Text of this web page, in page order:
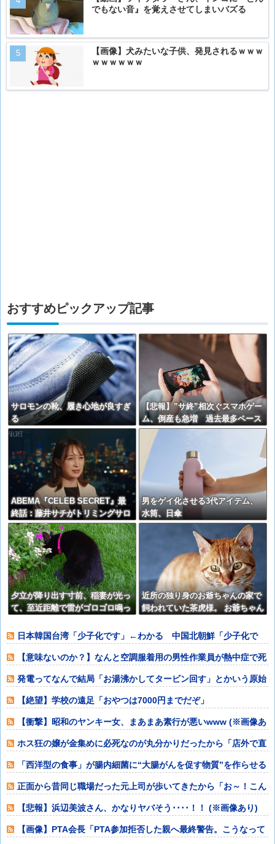
でもない音』を覚えさせてしまいバズる
【画像】犬みたいな子供、発見されるｗｗｗ
ｗｗｗｗｗｗ
おすすめピックアップ記事
サロモンの靴、履き心地が良すぎ
る
【悲報】”サ終”相次ぐスマホゲー
ム、倒産も急増 過去最多ペース
で推移
ABEMA『CELEB SECRET』最
終話：藤井サチがトリミングサロ
ン開業を決意、Laraは医大生とア
ーティストの両立に葛藤、令和ロ
マン・松井ケムリの父の衝撃エピ
ソードも
男をゲイ化させる3代アイテム、
水筒、日傘
夕立が降り出す寸前、稲妻が光っ
て、至近距離で雷がゴロゴロ鳴っ
近所の独り身のお爺ちゃんの家で
飼われていた茶虎様。 お爺ちゃん
なってから・・・【再】
日本韓国台湾「少子化です」←わかる 中国北朝鮮「少子化で
す」←強権国家で
【意味ないのか？】なんと空調服着用の男性作業員が熱中症で死
発電ってなんで結局「お湯沸かしてタービン回す」とかいう原始
的方法に行き着
【絶望】学校の遠足「おやつは7000円までだぞ」
【衝撃】昭和のヤンキー女、まあまあ素行が悪いwww (※画像あ
ホス狂の嬢が金集めに必死なのが丸分かりだったから「店外で直
「西洋型の食事」が腸内細菌に“大腸がんを促す物質”を作らせる
正面から昔同じ職場だった元上司が歩いてきたから「お～！こん
にちは！」って
【悲報】浜辺美波さん、かなりヤバそう････！！ (※画像あり)
【画像】PTA会長「PTA参加拒否した親へ最終警告。こうなって